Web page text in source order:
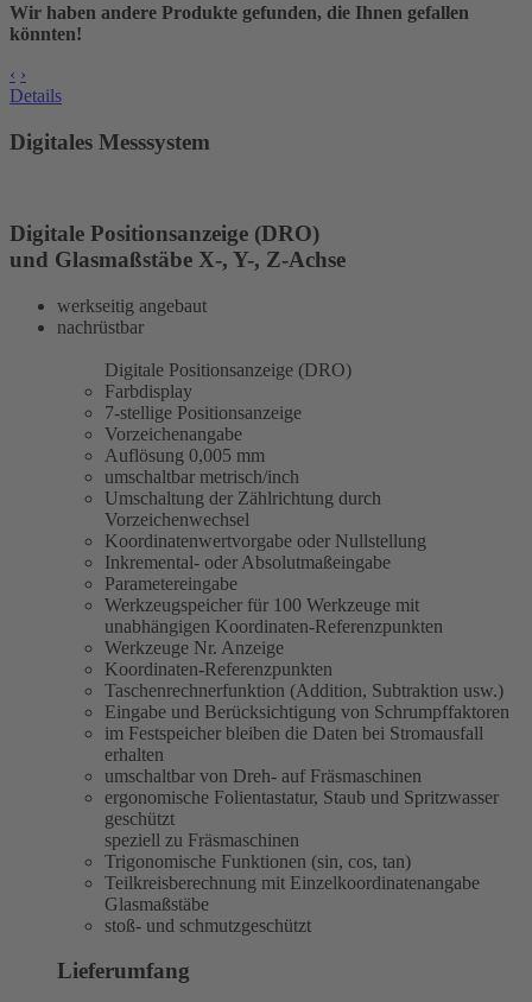
Wir haben andere Produkte gefunden, die Ihnen gefallen
könnten!
‹ ›
Details
Digitales Messsystem
Digitale Positionsanzeige (DRO)
und Glasmaßstäbe X-, Y-, Z-Achse
werkseitig angebaut
nachrüstbar
Digitale Positionsanzeige (DRO)
Farbdisplay
7-stellige Positionsanzeige
Vorzeichenangabe
Auflösung 0,005 mm
umschaltbar metrisch/inch
Umschaltung der Zählrichtung durch
Vorzeichenwechsel
Koordinatenwertvorgabe oder Nullstellung
Inkremental- oder Absolutmaßeingabe
Parametereingabe
Werkzeugspeicher für 100 Werkzeuge mit
unabhängigen Koordinaten-Referenzpunkten
Werkzeuge Nr. Anzeige
Koordinaten-Referenzpunkten
Taschenrechnerfunktion (Addition, Subtraktion usw.)
Eingabe und Berücksichtigung von Schrumpffaktoren
im Festspeicher bleiben die Daten bei Stromausfall
erhalten
umschaltbar von Dreh- auf Fräsmaschinen
ergonomische Folientastatur, Staub und Spritzwasser
geschützt
speziell zu Fräsmaschinen
Trigonomische Funktionen (sin, cos, tan)
Teilkreisberechnung mit Einzelkoordinatenangabe
Glasmaßstäbe
stoß- und schmutzgeschützt
Lieferumfang